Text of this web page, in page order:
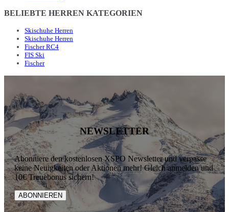
BELIEBTE HERREN KATEGORIEN
Skischuhe Herren
Skischuhe Herren
Fischer RC4
FIS Ski
Fischer
NEWSLETTER
Abonniere den kostenlosen XSPO Newsletter und verpasse
keine Neuigkeiten oder Aktionen mehr! Gleich anmelden und
10€ Treuebonus sichern!
ABONNIEREN